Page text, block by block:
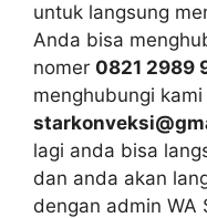
untuk langsung
Anda bisa
nomer 0821 2989
menghubungi
lagi anda bisa
dan anda akan
dengan admin WA